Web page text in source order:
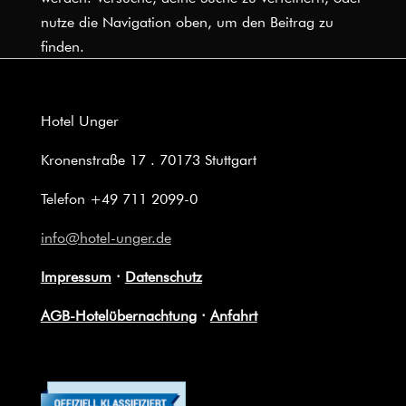
nutze die Navigation oben, um den Beitrag zu
finden.
Hotel Unger
Kronenstraße 17 . 70173 Stuttgart
Telefon +49 711 2099-0
info@hotel-unger.de
Impressum · Datenschutz
AGB-Hotelübernachtung· Anfahrt